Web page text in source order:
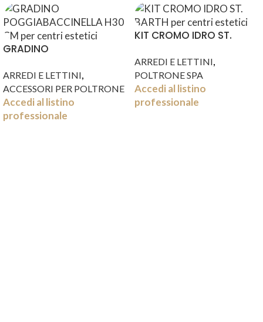
GRADINO
CM
ARREDI E LETTINI,
ACCESSORI PER POLTRONE
Accedi al listino
professionale
KIT CROMO IDRO ST.
ARREDI E LETTINI,
POLTRONE SPA
Accedi al listino
professionale